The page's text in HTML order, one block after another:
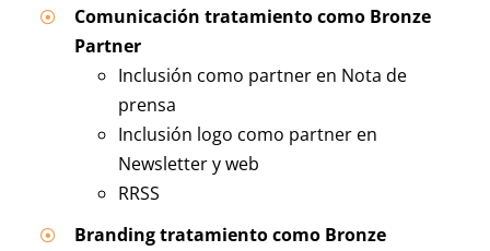
Comunicación tratamiento como Bronze
Partner
Inclusión como partner en Nota de
prensa
Inclusión logo como partner en
Newsletter y web
RRSS
Branding tratamiento como Bronze